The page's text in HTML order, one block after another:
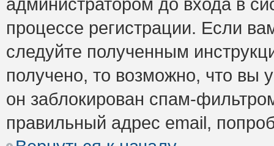
процессе регистрации. Если
следуйте полученным
получено, то возможно, что вы
он заблокирован спам-
правильный адрес email,